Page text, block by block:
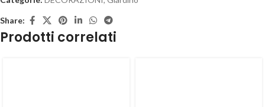
Share:
Prodotti correlati